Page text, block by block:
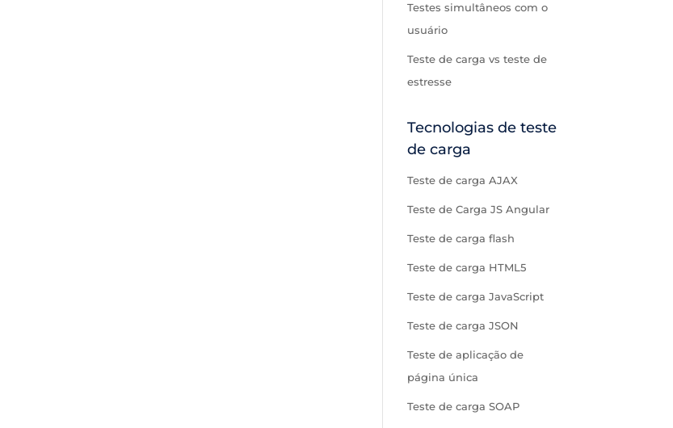
Testes simultâneos com o
usuário
Teste de carga vs teste de
estresse
Tecnologias de teste
de carga
Teste de carga AJAX
Teste de Carga JS Angular
Teste de carga flash
Teste de carga HTML5
Teste de carga JavaScript
Teste de carga JSON
Teste de aplicação de
página única
Teste de carga SOAP